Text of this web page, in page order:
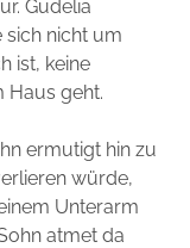
Gudelia
sich nicht um
ist, keine
Haus geht.
ermutigt hin zu
würde,
Unterarm
atmet da